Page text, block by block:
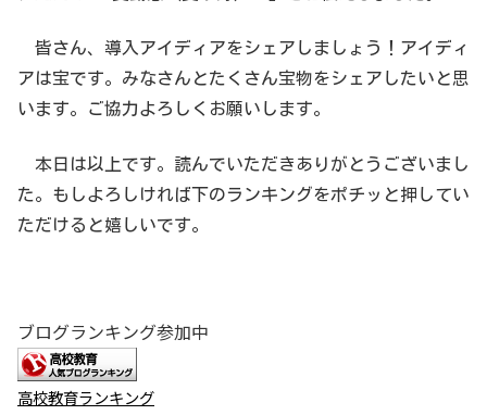
皆さん、導入アイディアをシェアしましょう！アイディ
アは宝です。みなさんとたくさん宝物をシェアしたいと思
います。ご協力よろしくお願いします。
本日は以上です。読んでいただきありがとうございまし
た。もしよろしければ下のランキングをポチッと押してい
ただけると嬉しいです。
ブログランキング参加中
高校教育ランキング